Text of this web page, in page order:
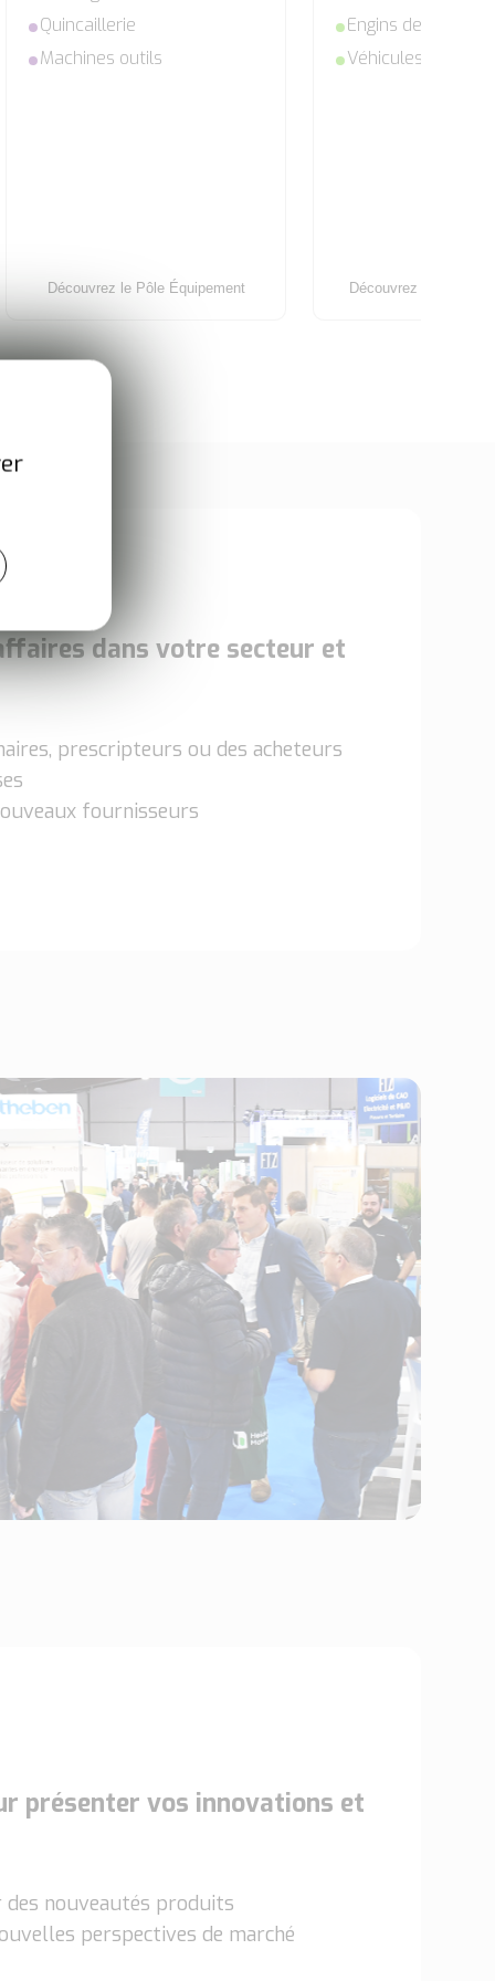
Quincaillerie
Machines outils
Découvrez le Pôle Équipement
Engins de
Véhicules
Découvrez le Pôle
dans votre secteur et
prescripteurs ou des acheteurs
fournisseurs
présenter vos innovations et
nouveautés produits
perspectives de marché